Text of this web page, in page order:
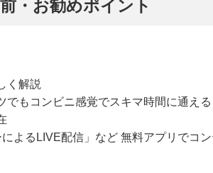
・お勧めポイント
く解説
でもコンビニ感覚でスキマ時間に通える
よるLIVE配信」など 無料アプリでコ